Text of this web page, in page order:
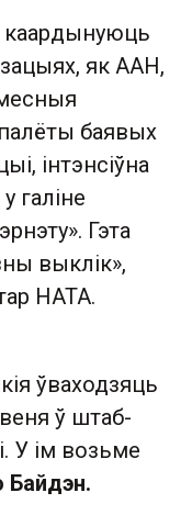
каардынуюць
як ААН,
баявых
інтэнсіўна
галіне
Гэта
выклік»,
НАТА.
ўваходзяць
ў штаб-
У ім возьме